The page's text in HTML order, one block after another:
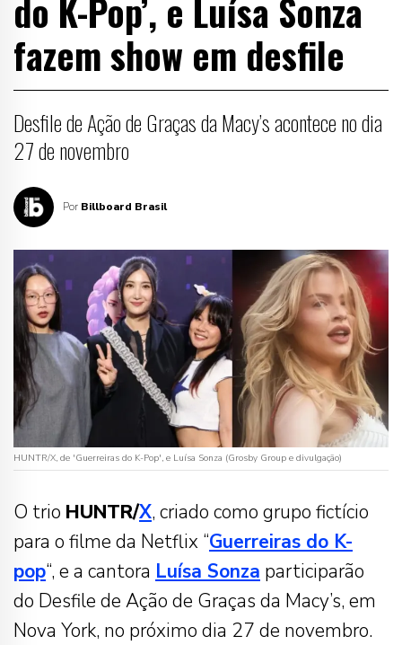
do K-Pop’, e Luísa Sonza
fazem show em desfile
Desfile de Ação de Graças da Macy’s acontece no dia
27 de novembro
Por Billboard Brasil
HUNTR/X, de 'Guerreiras do K-Pop', e Luísa Sonza (Grosby Group e divulgação)
O trio HUNTR/X, criado como grupo fictício
para o filme da Netflix “Guerreiras do K-
pop“, e a cantora Luísa Sonza participarão
do Desfile de Ação de Graças da Macy’s, em
Nova York, no próximo dia 27 de novembro.